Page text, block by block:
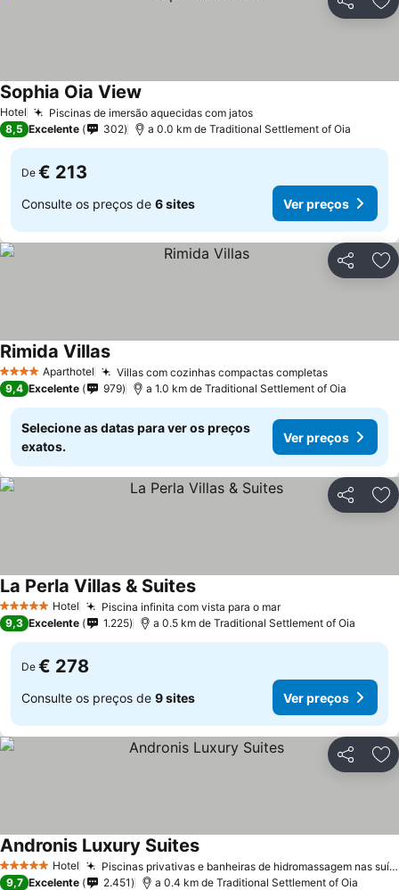
Partilhar
Hotel Piscinas de imersão aquecidas com jatos
Sophia Oia View
8,5 Excelente 302 a 0.0 km de Traditional Settlement of Oia
De € 213
Consulte os preços de 6 sites Ver preços
Partilhar
4 EstrelasAparthotel Villas com cozinhas compactas completas
Rimida Villas
9,4 Excelente 979 a 1.0 km de Traditional Settlement of Oia
Selecione as datas para ver os preços
exatos.
Ver preços
Partilhar
5 Estrelas Hotel Piscina infinita com vista para o mar
La Perla Villas & Suites
9,3 Excelente 1.225 a 0.5 km de Traditional Settlement of Oia
De € 278
Consulte os preços de 9 sites Ver preços
Partilhar
5 Estrelas Hotel Piscinas privativas e banheiras de hidromassagem nas suítes
Andronis Luxury Suites
9,7 Excelente 2.451 a 0.4 km de Traditional Settlement of Oia